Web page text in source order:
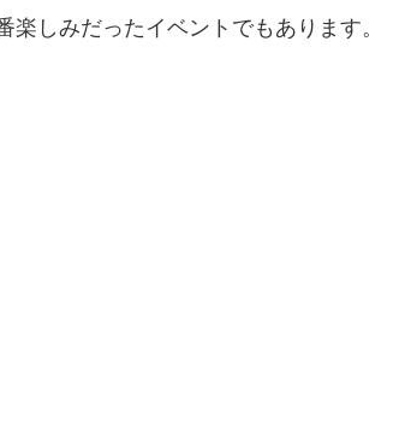
しみだったイベントでもあります。